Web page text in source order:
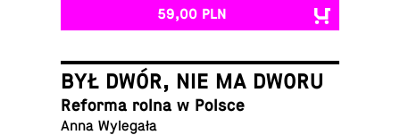
59,00 PLN
BYŁ DWÓR, NIE MA DWORU
Reforma rolna w Polsce
Anna Wylegała